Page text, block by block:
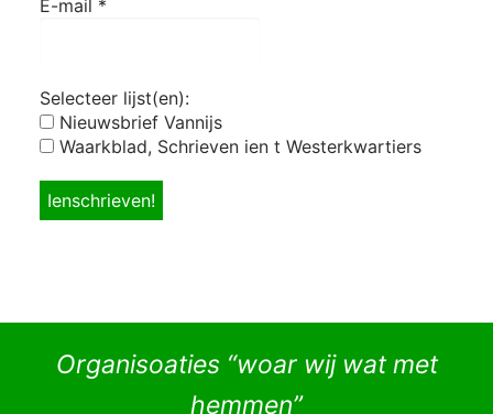
E-mail *
Selecteer lijst(en):
Nieuwsbrief Vannijs
Waarkblad, Schrieven ien t Westerkwartiers
Organisoaties “woar wij wat met
hemmen”